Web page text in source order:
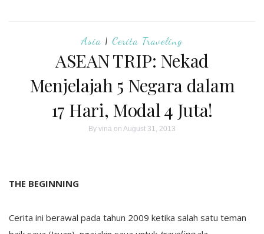
Asia | Cerita Traveling
ASEAN TRIP: Nekad
Menjelajah 5 Negara dalam
17 Hari, Modal 4 Juta!
By vina on August 31, 2013
THE BEGINNING
Cerita ini berawal pada tahun 2009 ketika salah satu teman